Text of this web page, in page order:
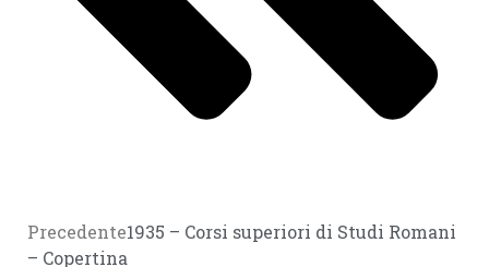
Precedente1935 – Corsi superiori di Studi Romani
– Copertina